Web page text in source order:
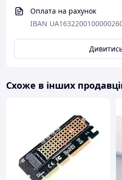
Корпус виконаний з
відводить тепло від SSD під
комплекті єсиліконовий
захистити корпус від
більш практичним у дорозі.
Оплата на рахунок
IBAN
Схоже в інших